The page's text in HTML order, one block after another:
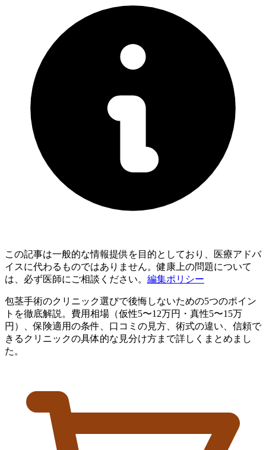
この記事は一般的な情報提供を目的としており、医療アドバ
イスに代わるものではありません。健康上の問題について
は、必ず医師にご相談ください。 編集ポリシー
包茎手術のクリニック選びで後悔しないための5つのポイン
トを徹底解説。費用相場（仮性5〜12万円・真性5〜15万
円）、保険適用の条件、口コミの見方、術式の違い、信頼で
きるクリニックの具体的な見分け方まで詳しくまとめまし
た。